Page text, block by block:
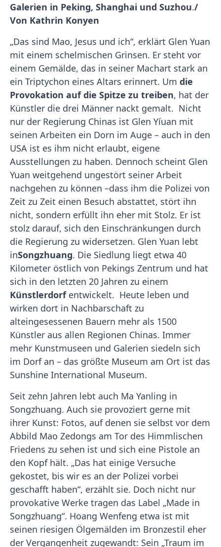
Galerien in Peking, Shanghai und Suzhou./
Von Kathrin Konyen
„Das sind Mao, Jesus und ich“, erklärt Glen Yuan
mit einem schelmischen Grinsen. Er steht vor
einem Gemälde, das in seiner Machart stark an
ein Triptychon eines Altars erinnert. Um die
Provokation auf die Spitze zu treiben, hat der
Künstler die drei Männer nackt gemalt. Nicht
nur der Regierung Chinas ist Glen Yíuan mit
seinen Arbeiten ein Dorn im Auge – auch in den
USA ist es ihm nicht erlaubt, eigene
Ausstellungen zu haben. Dennoch scheint Glen
Yuan weitgehend ungestört seiner Arbeit
nachgehen zu können –dass ihm die Polizei von
Zeit zu Zeit einen Besuch abstattet, stört ihn
nicht, sondern erfüllt ihn eher mit Stolz. Er ist
stolz darauf, sich den Einschränkungen durch
die Regierung zu widersetzen. Glen Yuan lebt
inSongzhuang. Die Siedlung liegt etwa 40
Kilometer östlich von Pekings Zentrum und hat
sich in den letzten 20 Jahren zu einem
Künstlerdorfentwickelt. Heute leben und
wirken dort in Nachbarschaft zu
alteingesessenen Bauern mehr als 1500
Künstler aus allen Regionen Chinas. Immer
mehr Kunstmuseen und Galerien siedeln sich
im Dorf an – das größte Museum am Ort ist das
Sunshine International Museum.
Seit zehn Jahren lebt auch Ma Yanling in
Songzhuang. Auch sie provoziert gerne mit
ihrer Kunst: Fotos, auf denen sie selbst vor dem
Abbild Mao Zedongs am Tor des Himmlischen
Friedens zu sehen ist und sich eine Pistole an
den Kopf hält. „Das hat einige Versuche
gekostet, bis wir es an der Polizei vorbei
geschafft haben“, erzählt sie. Doch nicht nur
provokative Werke tragen das Label „Made in
Songzhuang“. Hoang Wenfeng etwa ist mit
seinen riesigen Ölgemälden im Bronzestil eher
der Vergangenheit zugewandt: Sein „Traum im